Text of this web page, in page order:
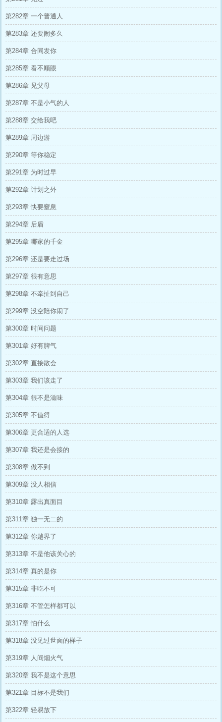
第282章 一个普通人
第283章 还要闹多久
第284章 合同发你
第285章 看不顺眼
第286章 见父母
第287章 不是小气的人
第288章 交给我吧
第289章 周边游
第290章 等你稳定
第291章 为时过早
第292章 计划之外
第293章 快要窒息
第294章 后盾
第295章 哪家的千金
第296章 还是要走过场
第297章 很有意思
第298章 不牵扯到自己
第299章 没空陪你闹了
第300章 时间问题
第301章 好有脾气
第302章 直接散会
第303章 我们该走了
第304章 很不是滋味
第305章 不值得
第306章 更合适的人选
第307章 我还是会接的
第308章 做不到
第309章 没人相信
第310章 露出真面目
第311章 独一无二的
第312章 你越界了
第313章 不是他该关心的
第314章 真的是你
第315章 非吃不可
第316章 不管怎样都可以
第317章 怕什么
第318章 没见过世面的样子
第319章 人间烟火气
第320章 我不是这个意思
第321章 目标不是我们
第322章 轻易放下